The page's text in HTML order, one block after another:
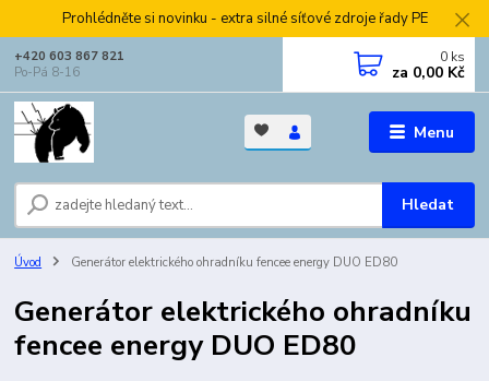
Prohlédněte si novinku - extra silné síťové zdroje řady PE
Menu
Hledat
+420 603 867 821
Po-Pá 8-16
0 ks
za 0,00 Kč
Úvod Generátor elektrického ohradníku fencee energy DUO ED80
Generátor elektrického ohradníku
fencee energy DUO ED80